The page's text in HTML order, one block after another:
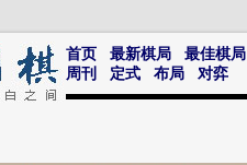
首页 最新棋局 最佳棋局
周刊
定式 布局 对弈